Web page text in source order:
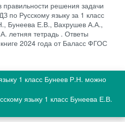
правильности решения задачи
по Русскому языку за 1 класс
Бунеева Е.В., Вахрушев А.А.,
летняя тетрадь . Ответы
2024 года от Баласс ФГОС
1 класс Бунеев Р.Н. можно
языку 1 класс Бунеева Е.В.